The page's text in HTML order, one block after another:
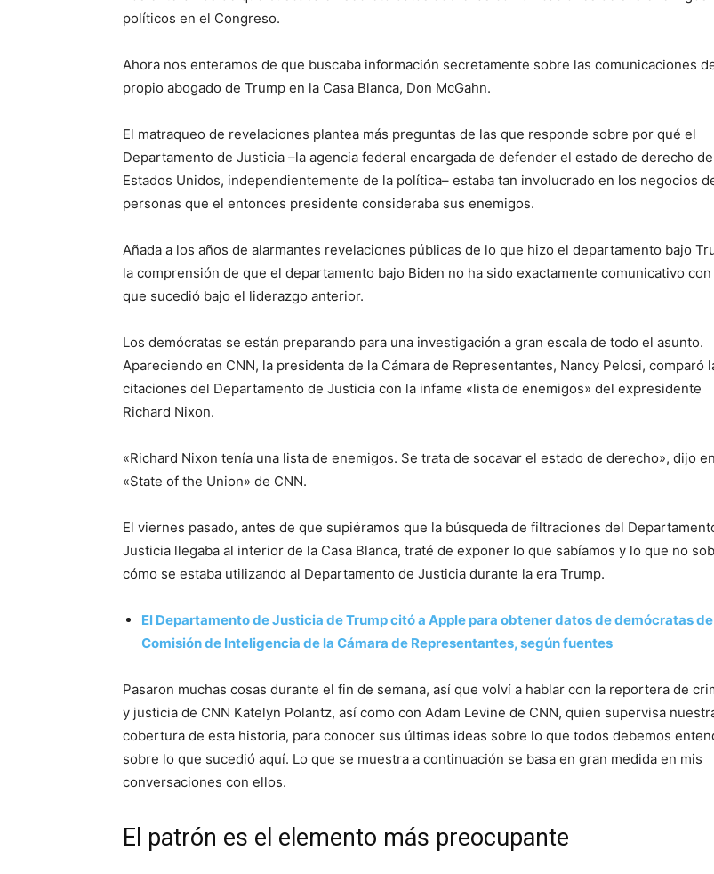
políticos en el Congreso.
Ahora nos enteramos de que buscaba información secretamente sobre las comunicaciones
propio abogado de Trump en la Casa Blanca, Don McGahn.
El matraqueo de revelaciones plantea más preguntas de las que responde sobre por qué el
Departamento de Justicia –la agencia federal encargada de defender el estado de derecho de
Estados Unidos, independientemente de la política– estaba tan involucrado en los negocios
personas que el entonces presidente consideraba sus enemigos.
Añada a los años de alarmantes revelaciones públicas de lo que hizo el departamento bajo
la comprensión de que el departamento bajo Biden no ha sido exactamente comunicativo con
que sucedió bajo el liderazgo anterior.
Los demócratas se están preparando para una investigación a gran escala de todo el asunto.
Apareciendo en CNN, la presidenta de la Cámara de Representantes, Nancy Pelosi, comparó
citaciones del Departamento de Justicia con la infame «lista de enemigos» del expresidente
Richard Nixon.
«Richard Nixon tenía una lista de enemigos. Se trata de socavar el estado de derecho», dijo en
«State of the Union» de CNN.
El viernes pasado, antes de que supiéramos que la búsqueda de filtraciones del
Justicia llegaba al interior de la Casa Blanca, traté de exponer lo que sabíamos y lo que no
cómo se estaba utilizando al Departamento de Justicia durante la era Trump.
El Departamento de Justicia de Trump citó a Apple para obtener datos de demócratas
Comisión de Inteligencia de la Cámara de Representantes, según fuentes
Pasaron muchas cosas durante el fin de semana, así que volví a hablar con la reportera de
y justicia de CNN Katelyn Polantz, así como con Adam Levine de CNN, quien supervisa
cobertura de esta historia, para conocer sus últimas ideas sobre lo que todos debemos
sobre lo que sucedió aquí. Lo que se muestra a continuación se basa en gran medida en mis
conversaciones con ellos.
El patrón es el elemento más preocupante